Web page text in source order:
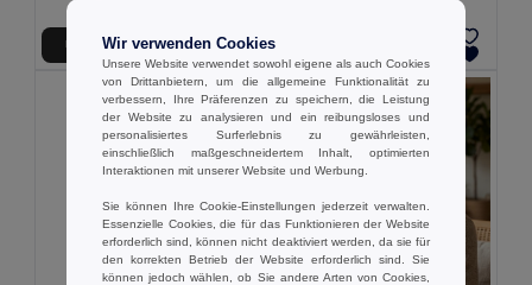
In den Warenkorb
Wir verwenden Cookies
Unsere Website verwendet sowohl eigene als auch Cookies
von Drittanbietern, um die allgemeine Funktionalität zu
verbessern, Ihre Präferenzen zu speichern, die Leistung
der Website zu analysieren und ein reibungsloses und
personalisiertes Surferlebnis zu gewährleisten,
einschließlich maßgeschneidertem Inhalt, optimierten
Interaktionen mit unserer Website und Werbung.
Sie können Ihre Cookie-Einstellungen jederzeit verwalten.
Essenzielle Cookies, die für das Funktionieren der Website
erforderlich sind, können nicht deaktiviert werden, da sie für
den korrekten Betrieb der Website erforderlich sind. Sie
können jedoch wählen, ob Sie andere Arten von Cookies,